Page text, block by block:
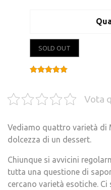
SOLD OUT
Vota
Vediamo quattro varietà di
dolcezza di un dessert.
Chiunque si avvicini
tutta una questione di
cercano varietà esotiche.